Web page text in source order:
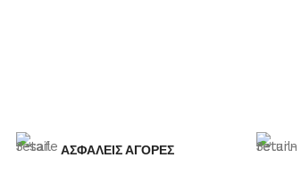
ΑΣΦΑΛΕΙΣ ΑΓΟΡΕΣ